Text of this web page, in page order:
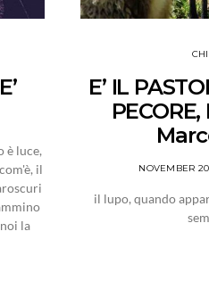
è luce,
il
la
E’ IL
NOVEMBER
il lupo, quando